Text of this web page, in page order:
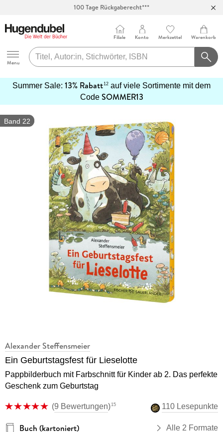
100 Tage Rückgaberecht***
Hugendubel
Menu
Filiale Konto Merkzettel Warenkorb
Summer Sale: 13% Rabatt12 auf viele Sortimente mit dem
Code SOMMER13
erfahren
Band 22
Alexander Steffensmeier
Ein Geburtstagsfest für Lieselotte
Pappbilderbuch mit Farbschnitt für Kinder ab 2. Das perfekte
Geschenk zum Geburtstag
(9 Bewertungen)15 110 Lesepunkte
Buch (kartoniert) Alle 2 Formate